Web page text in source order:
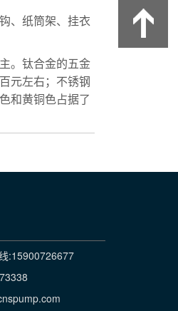
、纸筒架、挂衣
。钛合金的五金
元左右；不锈钢
和黄铜色占据了
:15900726677